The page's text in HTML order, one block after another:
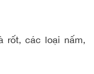
rốt, các loại nấm,